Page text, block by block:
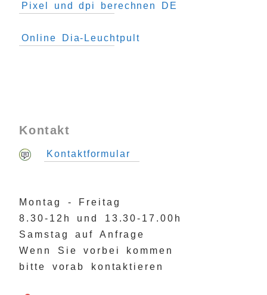
Pixel und dpi berechnen DE
Online Dia-Leuchtpult
Kontakt
Kontaktformular
Montag - Freitag
8.30-12h und 13.30-17.00h
Samstag auf Anfrage
Wenn Sie vorbei kommen
bitte vorab kontaktieren